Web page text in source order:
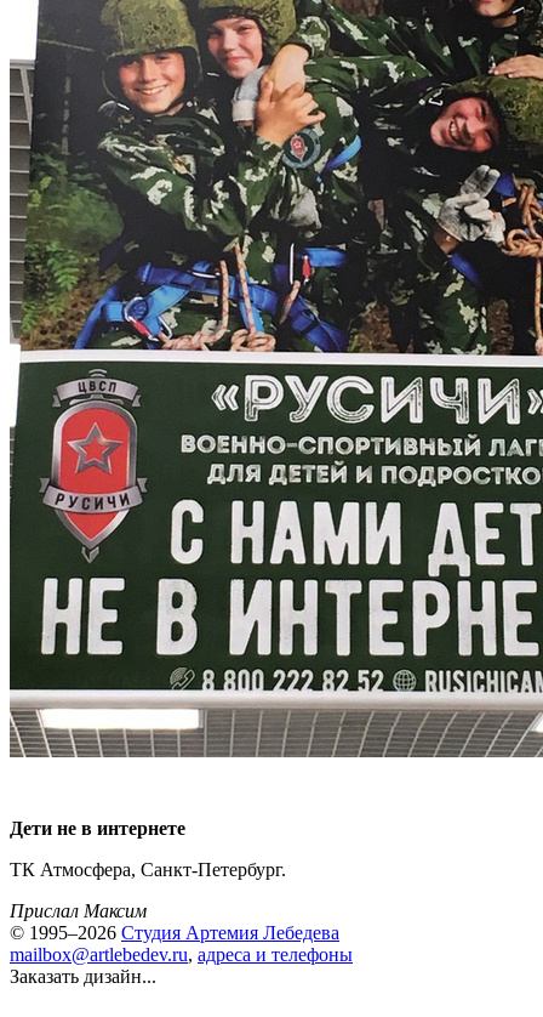
Дети не в интернете
ТК Атмосфера, Санкт-Петербург.
Прислал Максим
© 1995–2026 Студия Артемия Лебедева
mailbox@artlebedev.ru, адреса и телефоны
Заказать дизайн...